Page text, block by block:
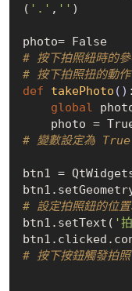
( '.' , '' )
photo= False
# 按下拍照紐時的
# 按下拍照扭的動作
def
takePhoto () :
global
    photo =
# 變數設定為 True
btn1 =
# 設定拍照鈕的位置
btn1.setText( '
# 按下按鈕觸發拍照